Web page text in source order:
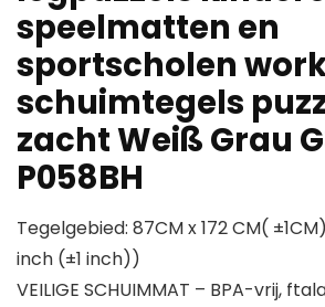
speelmatten en
sportscholen
schuimtegels
zacht Weiß Grau
P058BH
Tegelgebied: 87CM x 172 CM(
inch (±1 inch))
VEILIGE SCHUIMMAT – BPA-vrij,